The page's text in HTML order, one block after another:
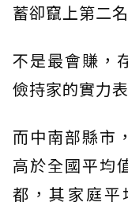
蓄卻竄上第二名
不是最會賺，
儉持家的實力
而中南部縣市
高於全國平均
都，其家庭